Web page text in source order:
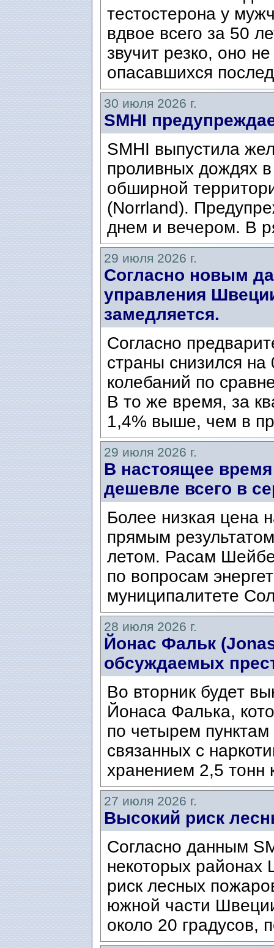
тестостерона у
вдвое всего за 50
звучит резко, оно
опасавшихся
30 июля 2026 г.
SMHI
SMHI выпустила
проливных дождях
обширной
(Norrland).
днем ​​и вечером. В
29 июля 2026 г.
Согласно новым
управления
замедляется.
Согласно
страны снизился
колебаний по
В то же время, за
1,4% выше, чем в
29 июля 2026 г.
В настоящее
дешевле всего в
Более низкая цена
прямым
летом. Расам
по вопросам
муниципалитете
28 июля 2026 г.
Йонас Фальк
обсуждаемых
Во вторник будет
Йонаса Фалька,
по четырем
связанных с
хранением 2,5 тонн
27 июля 2026 г.
Высокий риск
Согласно данным
некоторых районах
риск лесных
южной части
около 20 градусов,